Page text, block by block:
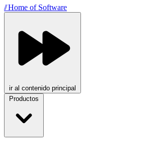
//Home of Software
ir al contenido principal
Productos